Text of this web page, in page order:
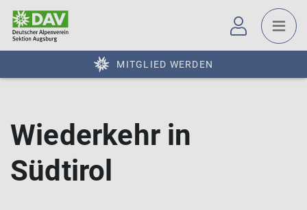
MITGLIED WERDEN
Wiederkehr in
Südtirol